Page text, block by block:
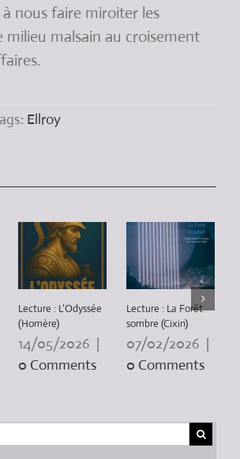
à nous faire miroiter les
milieu malsain au croisement
Ellroy
Lecture : L’Odyssée
(Homère)
14/05/2026 |
0 Comments
Lecture : La Forêt
sombre (Cixin)
07/02/2026 |
0 Comments